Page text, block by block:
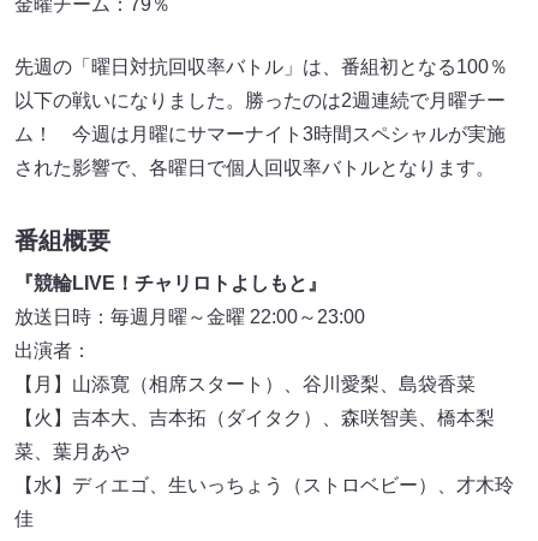
金曜チーム：79％
先週の「曜日対抗回収率バトル」は、番組初となる100％
以下の戦いになりました。勝ったのは2週連続で月曜チー
ム！ 今週は月曜にサマーナイト3時間スペシャルが実施
された影響で、各曜日で個人回収率バトルとなります。
番組概要
『競輪LIVE！チャリロトよしもと』
放送日時：毎週月曜～金曜 22:00～23:00
出演者：
【月】山添寛（相席スタート）、谷川愛梨、島袋香菜
【火】吉本大、吉本拓（ダイタク）、森咲智美、橋本梨
菜、葉月あや
【水】ディエゴ、生いっちょう（ストロベビー）、才木玲
佳